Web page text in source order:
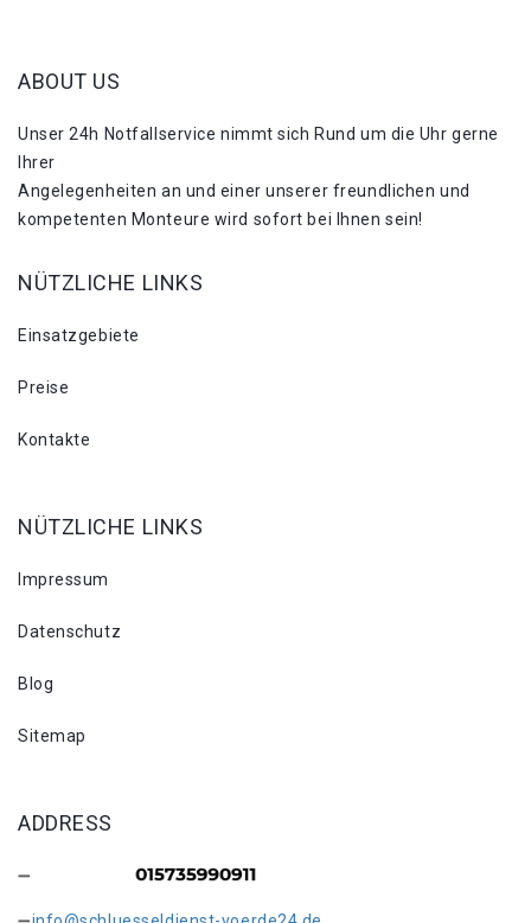
ABOUT US
Unser 24h Notfallservice nimmt sich Rund um die Uhr gerne
Ihrer
Angelegenheiten an und einer unserer freundlichen und
kompetenten Monteure wird sofort bei Ihnen sein!
NÜTZLICHE LINKS
Einsatzgebiete
Preise
Kontakte
NÜTZLICHE LINKS
Impressum
Datenschutz
Blog
Sitemap
ADDRESS